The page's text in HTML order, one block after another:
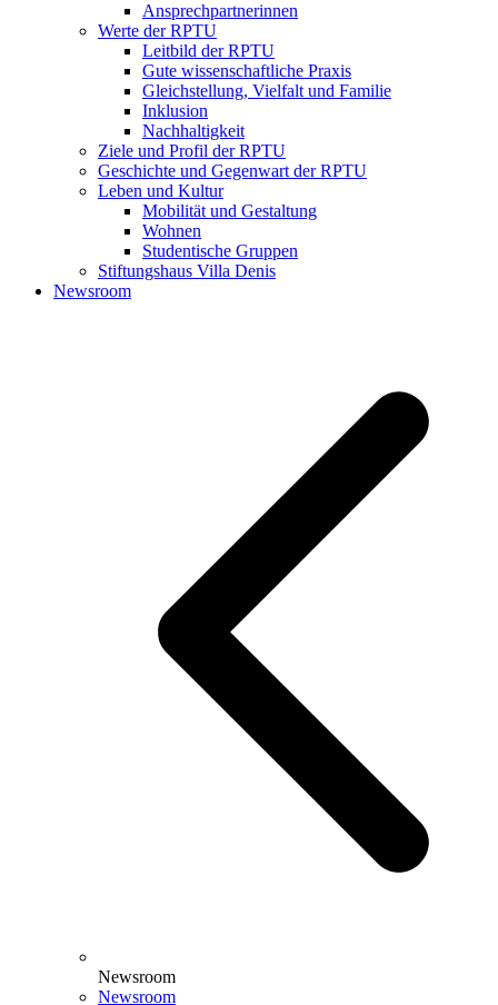
Ansprechpartnerinnen
Werte der RPTU
Leitbild der RPTU
Gute wissenschaftliche Praxis
Gleichstellung, Vielfalt und Familie
Inklusion
Nachhaltigkeit
Ziele und Profil der RPTU
Geschichte und Gegenwart der RPTU
Leben und Kultur
Mobilität und Gestaltung
Wohnen
Studentische Gruppen
Stiftungshaus Villa Denis
Newsroom
Newsroom
Newsroom